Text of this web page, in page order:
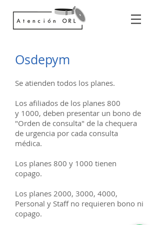
Osdepym
Se atienden todos los planes.
Los afiliados de los planes 800
y 1000, deben presentar un bono de
"Orden de consulta" de la chequera
de urgencia por cada consulta
médica.
Los planes 800 y 1000 tienen
copago.
Los planes 2000, 3000, 4000,
Personal y Staff no requieren bono ni
copago.